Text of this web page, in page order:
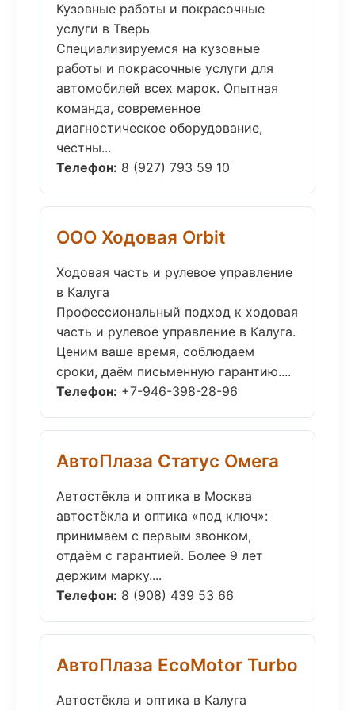
Кузовные работы и покрасочные
услуги в Тверь
Специализируемся на кузовные
работы и покрасочные услуги для
автомобилей всех марок. Опытная
команда, современное
диагностическое оборудование,
честны...
Телефон: 8 (927) 793 59 10
ООО Ходовая Orbit
Ходовая часть и рулевое управление
в Калуга
Профессиональный подход к ходовая
часть и рулевое управление в Калуга.
Ценим ваше время, соблюдаем
сроки, даём письменную гарантию....
Телефон: +7-946-398-28-96
АвтоПлаза Статус Омега
Автостёкла и оптика в Москва
автостёкла и оптика «под ключ»:
принимаем с первым звонком,
отдаём с гарантией. Более 9 лет
держим марку....
Телефон: 8 (908) 439 53 66
АвтоПлаза EcoMotor Turbo
Автостёкла и оптика в Калуга